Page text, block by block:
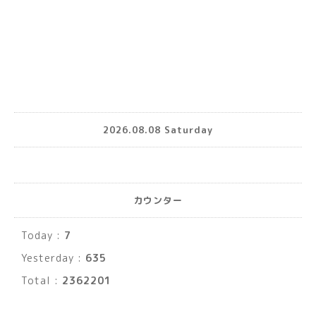
2026.08.08 Saturday
カウンター
Today : 7
Yesterday : 635
Total : 2362201